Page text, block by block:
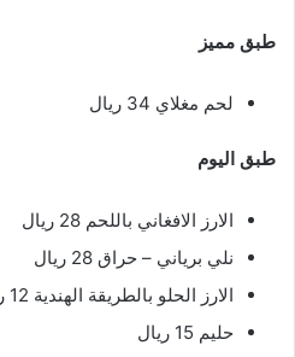
طبق مميز
لحم مغلاي 34 ريال
طبق اليوم
الارز الافغاني باللحم 28 ريال
نلي برياني – حراق 28 ريال
الارز الحلو بالطريقة الهندية 12 ريال
حليم 15 ريال